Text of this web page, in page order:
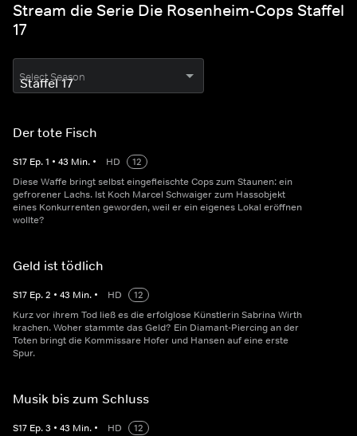
Stream die Serie Die Rosenheim-Cops Staffel
17
Select Season
Der tote Fisch
S17 Ep.1 • 43 Min. • HD
12
Diese Waffe bringt selbst eingefleischte Cops zum Staunen: ein
gefrorener Lachs. Ist Koch Marcel Schwaiger zum Hassobjekt
eines Konkurrenten geworden, weil er ein eigenes Lokal eröffnen
wollte?
Geld ist tödlich
S17 Ep.2 • 43 Min. • HD
12
Kurz vor ihrem Tod ließ es die erfolglose Künstlerin Sabrina Wirth
krachen. Woher stammte das Geld? Ein Diamant-Piercing an der
Toten bringt die Kommissare Hofer und Hansen auf eine erste
Spur.
Musik bis zum Schluss
S17 Ep.3 • 43 Min. • HD
12